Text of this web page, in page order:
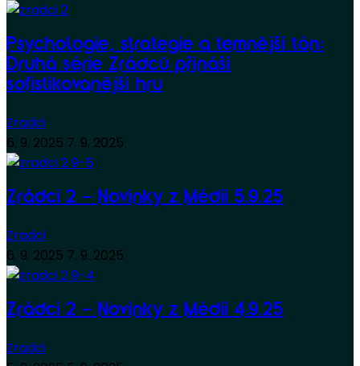
Psychologie, strategie a temnější tón:
Druhá série Zrádců přináší
sofistikovanější hru
Zradci
6. 9. 2025 7. 9. 2025
Zrádci 2 – Novinky z Médií 5.9.25
Zradci
6. 9. 2025 7. 9. 2025
Zrádci 2 – Novinky z Médií 4.9.25
Zradci